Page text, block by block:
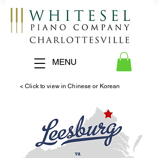
< Click to view in Chinese or Korean
MENU